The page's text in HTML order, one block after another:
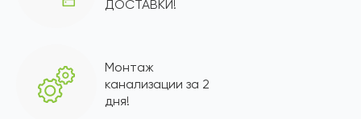
ДОСТАВКИ!
Монтаж
канализации за 2
дня!